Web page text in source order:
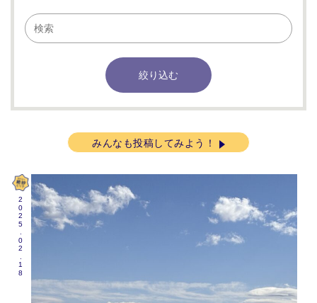
みんなも投稿してみよう！
2025.02.18